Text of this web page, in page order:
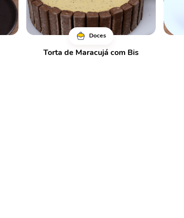
Doces
Torta de Maracujá com Bis